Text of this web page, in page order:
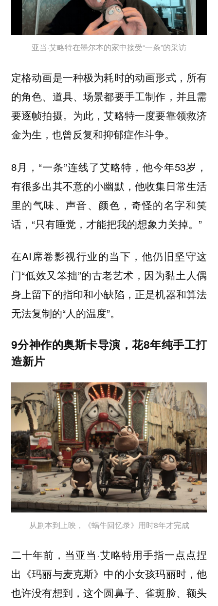
亚当·艾略特在墨尔本的家中接受“一条”的采访
定格动画是一种极为耗时的动画形式，所有
的角色、道具、场景都要手工制作，并且需
要逐帧拍摄。为此，艾略特一度要靠领救济
金为生，也曾反复和抑郁症作斗争。
8月，“一条”连线了艾略特，他今年53岁，
有很多出其不意的小幽默，他收集日常生活
里的气味、声音、颜色，奇怪的名字和笑
话，“只有睡觉，才能把我的想象力关掉。”
在AI席卷影视行业的当下，他仍旧坚守这
门“低效又笨拙”的古老艺术，因为黏土人偶
身上留下的指印和小缺陷，正是机器和算法
无法复制的“人的温度”。
9分神作的奥斯卡导演，花8年纯手工打
造新片
从剧本到上映，《蜗牛回忆录》用时8年才完成
二十年前，当亚当·艾略特用手指一点点捏
出《玛丽与麦克斯》中的小女孩玛丽时，他
也许没有想到，这个圆鼻子、雀斑脸、额头